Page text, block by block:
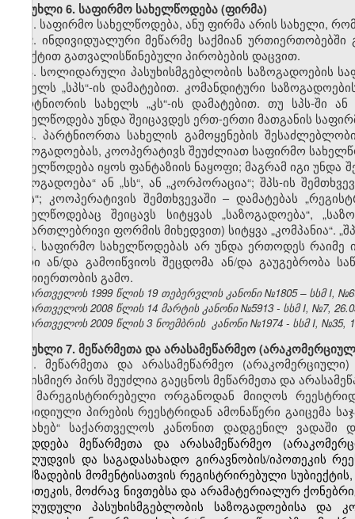
მუხლი 6. საფირმო სახელწოდება (ფირმა)
1. საფირმო სახელწოდება, ანუ ფირმა არის სახელი,
2. ინდივიდუალური მეწარმე საქმიან
პუნქტით გათვალისწინებული პირობების დაცვით.
3. სოლიდარული პასუხისმგებლობის საზოგადოების
სახელს „სპს“-ის დამატებით. კომანდიტური
პარტნიორის სახელს „კს“-ის დამატებით. თუ სპს-ში
სახელწოდება უნდა შეიცავდეს ერთ-ერთი მათგანის
4. პარტნიორთა სახელის გამოყენების
საზოგადოებას, კოოპერატივს შეუძლიათ საფირმო
სახელწოდება იყოს ფანტაზიის ნაყოფი; მაგრამ იგი უნდა
საზოგადოება“ ან „სს“, ან „კორპორაცია“; შპს-ის
„შპს“; კოოპერატივის შემთხვევაში – დამატებას
სახელწოდებაც შეიცავს სიტყვას „საზოგადოება“,
სამართლებრივი ფორმის მიხედვით) სიტყვა „კომპანია“.
5. საფირმო სახელწოდებას არ უნდა ერთოდეს რაიმე
პირი ან/და გამოიწვიოს შეცდომა ან/და გაუგებრობა
ურთიერთობის გამო.
საქართველოს 1999 წლის 19 თებერვლის კანონი №1805 – სსმ I,
საქართველოს 2008 წლის 14 მარტის კანონი №5913 - სსმ I, №7,
საქართველოს 2009 წლის 3 ნოემბრის კანონი №1974 - სსმ I, №35,
მუხლი 7. მეწარმეთა და არასამეწარმეო
1. მეწარმეთა და არასამეწარმეო
ნებისმიერ პირს შეუძლია გაეცნოს მეწარმეთა და
და მარეგისტრირებელი ორგანოდან მიიღოს
იურიდიული პირების რეესტრიდან ამონაწერი გაიცემა
შესახებ“ საქართველოს კანონით დადგენილ
მზადდება მეწარმეთა და არასამეწარმეო
შეზღუდვის და საგადასახადო გირავნობის/იპოთეკის
მომზადების მომენტისათვის რეგისტრირებული
იპოთეკის, მოძრავ ნივთებსა და არამატერიალურ
შეზღუდული პასუხისმგებლობის საზოგადოებისა და